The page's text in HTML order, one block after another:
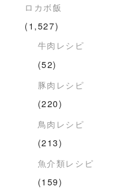
ロカボ飯
(1,527)
牛肉レシピ
(52)
豚肉レシピ
(220)
鳥肉レシピ
(213)
魚介類レシピ
(159)